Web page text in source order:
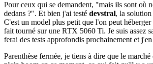
Pour ceux qui se demandent, "mais ils sont où
dedans ?". Et bien j'ai testé devstral, la solution
C'est un model plus petit que l'on peut
fait tourné sur une RTX 5060 Ti. Je suis assez
ferai des tests approfondis prochainement et
Parenthèse fermée, je tiens à dire que le